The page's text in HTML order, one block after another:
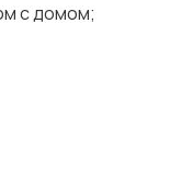
с домом;